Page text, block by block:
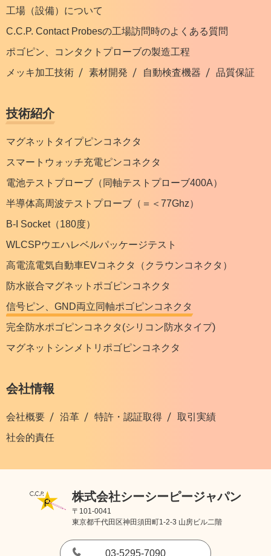
工場（設備）について
C.C.P. Contact Probesの工場訪問時のよくある質問
ポゴピン、コンタクトプローブの製造工程
メッキ加工技術
素材開発 自動検査機器 品質保証
技術紹介
マグネットタイプピンコネクタ
スマートウォッチ充電ピンコネクタ
電池テストプローブ（同軸テストプローブ400A）
半導体高周波テストプローブ（＝＜77Ghz）
B-I Socket（180度）
WLCSPウエハレベルパッケージテスト
高電流電気自動車EVコネクタ（クラウンコネクタ）
防水嵌合マグネットポゴピンコネクタ
信号ピン、GND両立同軸ポゴピンコネクタ
完全防水ポゴピンコネクタ(シリコン防水タイプ)
マグネットシンメトリポゴピンコネクタ
会社情報
会社概要 沿革 特許・認証取得
取引実績
社会的責任
株式会社シーシーピージャパン
〒101-0041
東京都千代田区神田須田町1-2-3 山房ビル二階
03-5295-7090